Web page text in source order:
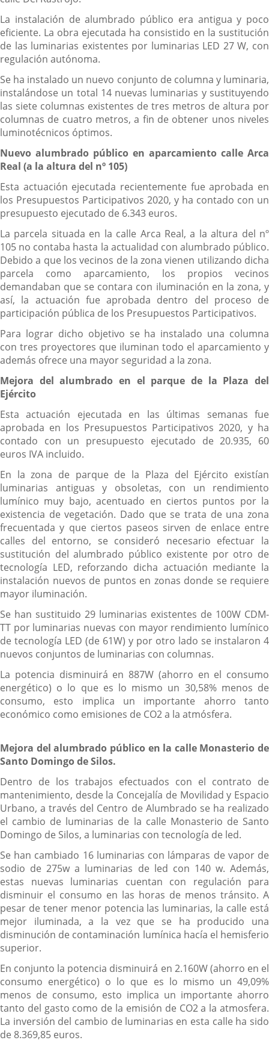
La instalación de alumbrado público era antigua y poco
eficiente. La obra ejecutada ha consistido en la sustitución
de las luminarias existentes por luminarias LED 27 W, con
regulación autónoma.
Se ha instalado un nuevo conjunto de columna y luminaria,
instalándose un total 14 nuevas luminarias y sustituyendo
las siete columnas existentes de tres metros de altura por
columnas de cuatro metros, a fin de obtener unos niveles
luminotécnicos óptimos.
Nuevo alumbrado público en aparcamiento calle Arca
Real (a la altura del nº 105)
Esta actuación ejecutada recientemente fue aprobada en
los Presupuestos Participativos 2020, y ha contado con un
presupuesto ejecutado de 6.343 euros.
La parcela situada en la calle Arca Real, a la altura del nº
105 no contaba hasta la actualidad con alumbrado público.
Debido a que los vecinos de la zona vienen utilizando dicha
parcela como aparcamiento, los propios vecinos
demandaban que se contara con iluminación en la zona, y
así, la actuación fue aprobada dentro del proceso de
participación pública de los Presupuestos Participativos.
Para lograr dicho objetivo se ha instalado una columna
con tres proyectores que iluminan todo el aparcamiento y
además ofrece una mayor seguridad a la zona.
Mejora del alumbrado en el parque de la Plaza del
Ejército
Esta actuación ejecutada en las últimas semanas fue
aprobada en los Presupuestos Participativos 2020, y ha
contado con un presupuesto ejecutado de 20.935, 60
euros IVA incluido.
En la zona de parque de la Plaza del Ejército existían
luminarias antiguas y obsoletas, con un rendimiento
lumínico muy bajo, acentuado en ciertos puntos por la
existencia de vegetación. Dado que se trata de una zona
frecuentada y que ciertos paseos sirven de enlace entre
calles del entorno, se consideró necesario efectuar la
sustitución del alumbrado público existente por otro de
tecnología LED, reforzando dicha actuación mediante la
instalación nuevos de puntos en zonas donde se requiere
mayor iluminación.
Se han sustituido 29 luminarias existentes de 100W CDM-
TT por luminarias nuevas con mayor rendimiento lumínico
de tecnología LED (de 61W) y por otro lado se instalaron 4
nuevos conjuntos de luminarias con columnas.
La potencia disminuirá en 887W (ahorro en el consumo
energético) o lo que es lo mismo un 30,58% menos de
consumo, esto implica un importante ahorro tanto
económico como emisiones de CO2 a la atmósfera.
Mejora del alumbrado público en la calle Monasterio de
Santo Domingo de Silos.
Dentro de los trabajos efectuados con el contrato de
mantenimiento, desde la Concejalía de Movilidad y Espacio
Urbano, a través del Centro de Alumbrado se ha realizado
el cambio de luminarias de la calle Monasterio de Santo
Domingo de Silos, a luminarias con tecnología de led.
Se han cambiado 16 luminarias con lámparas de vapor de
sodio de 275w a luminarias de led con 140 w. Además,
estas nuevas luminarias cuentan con regulación para
disminuir el consumo en las horas de menos tránsito. A
pesar de tener menor potencia las luminarias, la calle está
mejor iluminada, a la vez que se ha producido una
disminución de contaminación lumínica hacía el hemisferio
superior.
En conjunto la potencia disminuirá en 2.160W (ahorro en el
consumo energético) o lo que es lo mismo un 49,09%
menos de consumo, esto implica un importante ahorro
tanto del gasto como de la emisión de CO2 a la atmosfera.
La inversión del cambio de luminarias en esta calle ha sido
de 8.369,85 euros.